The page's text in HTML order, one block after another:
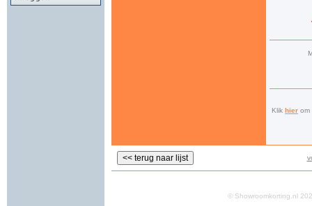
Klik hier om
© Showroomkorting.nl